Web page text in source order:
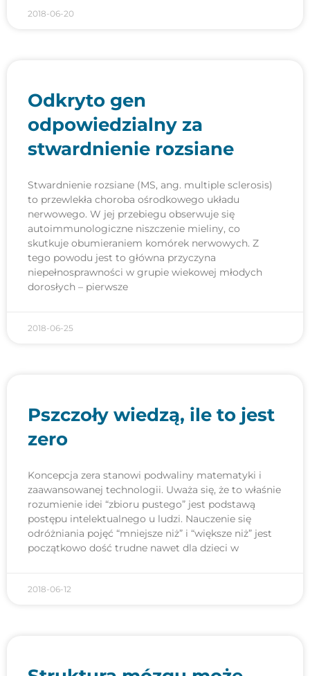
2018-06-20
Odkryto gen
odpowiedzialny za
stwardnienie rozsiane
Stwardnienie rozsiane (MS, ang. multiple sclerosis)
to przewlekła choroba ośrodkowego układu
nerwowego. W jej przebiegu obserwuje się
autoimmunologiczne niszczenie mieliny, co
skutkuje obumieraniem komórek nerwowych. Z
tego powodu jest to główna przyczyna
niepełnosprawności w grupie wiekowej młodych
dorosłych – pierwsze
2018-06-25
Pszczoły wiedzą, ile to jest
zero
Koncepcja zera stanowi podwaliny matematyki i
zaawansowanej technologii. Uważa się, że to właśnie
rozumienie idei “zbioru pustego” jest podstawą
postępu intelektualnego u ludzi. Nauczenie się
odróżniania pojęć “mniejsze niż” i “większe niż” jest
początkowo dość trudne nawet dla dzieci w
2018-06-12